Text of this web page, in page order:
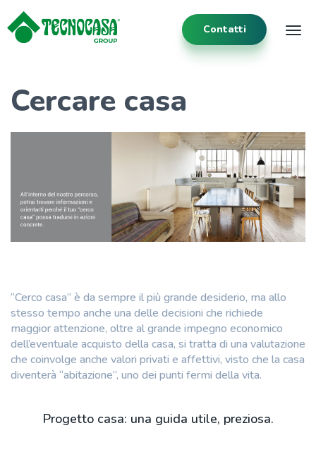
Contatti
Cercare casa
“Cerco casa” è da sempre il più grande desiderio, ma allo
stesso tempo anche una delle decisioni che richiede
maggior attenzione, oltre al grande impegno economico
dell’eventuale acquisto della casa, si tratta di una valutazione
che coinvolge anche valori privati e affettivi, visto che la casa
diventerà “abitazione”, uno dei punti fermi della vita.
Progetto casa: una guida utile, preziosa.